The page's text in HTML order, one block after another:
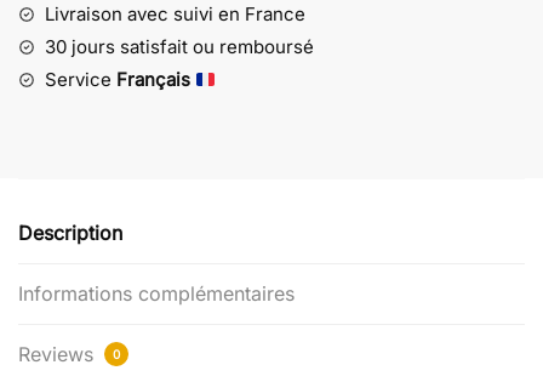
Z
-
Rouges
Livraison avec suivi en France
30 jours satisfait ou remboursé
Service Français
Description
Informations complémentaires
Reviews 0